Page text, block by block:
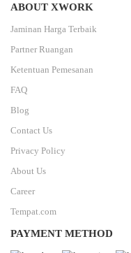
ABOUT XWORK
Jaminan Harga Terbaik
Partner Ruangan
Ketentuan Pemesanan
FAQ
Blog
Contact Us
Privacy Policy
About Us
Career
Tempat.com
PAYMENT METHOD